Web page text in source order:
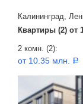
Калининград,
Квартиры (2) от
2 комн. (2):
от 10.35 млн. a